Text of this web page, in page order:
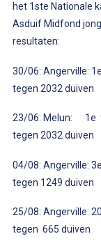
het 1ste Nationale
Asduif Midfond
resultaten:
30/06: Angerville:
tegen 2032 duiven
23/06: Melun: 1e
tegen 2032 duiven
04/08: Angerville:
tegen 1249 duiven
25/08: Angerville:
tegen 665 duiven